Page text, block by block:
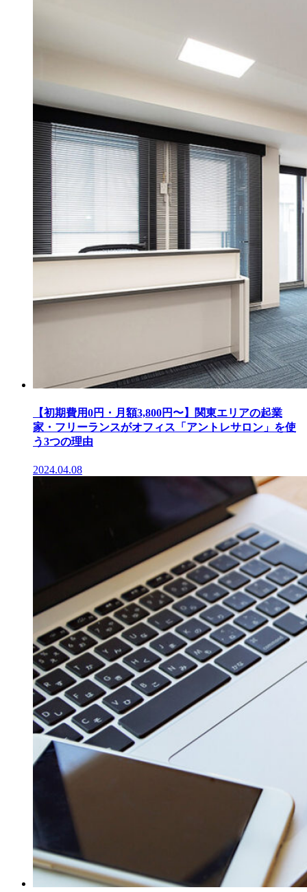
【初期費用0円・月額3,800円〜】関東エリアの起業
家・フリーランスがオフィス「アントレサロン」を使
う3つの理由
2024.04.08